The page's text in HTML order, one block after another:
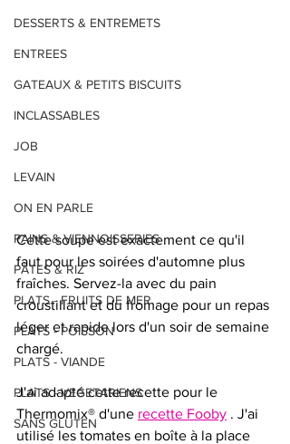
DESSERTS & ENTREMETS
ENTREES
GATEAUX & PETITS BISCUITS
INCLASSABLES
JOB
LEVAIN
ON EN PARLE
PAINS & VIENNOISSERIES
PÂTES & RIZ
PLATS - FRUITS DE MER
PLATS - POISSON
PLATS - VIANDE
PLATS - VEGETARIENS
SANS GLUTEN
Cette soupe est exactement ce qu'il
faut pour les soirées d'automne plus
fraîches. Servez-la avec du pain
croustillant et du fromage pour un repas
léger et rapide lors d'un soir de semaine
chargé.
J'ai adapté cette recette pour le
Thermomix® d'une recette Fooby . J'ai
utilisé les tomates en boîte à la place